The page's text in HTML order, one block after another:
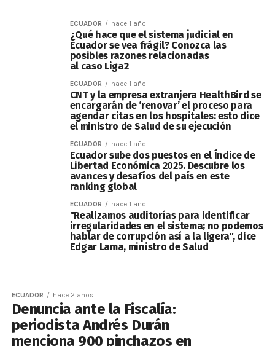
ECUADOR hace 1 año
¿Qué hace que el sistema judicial en
Ecuador se vea frágil? Conozca las
posibles razones relacionadas
al caso Liga2
ECUADOR hace 1 año
CNT y la empresa extranjera HealthBird se
encargarán de ‘renovar’ el proceso para
agendar citas en los hospitales: esto dice
el ministro de Salud de su ejecución
ECUADOR hace 1 año
Ecuador sube dos puestos en el Índice de
Libertad Económica 2025. Descubre los
avances y desafíos del país en este
ranking global
ECUADOR hace 1 año
"Realizamos auditorías para identificar
irregularidades en el sistema; no podemos
hablar de corrupción así a la ligera", dice
Edgar Lama, ministro de Salud
ECUADOR hace 2 años
Denuncia ante la Fiscalía:
periodista Andrés Durán
menciona 900 pinchazos en